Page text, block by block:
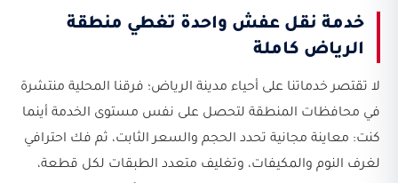
خدمة نقل عفش واحدة تغطي منطقة
الرياض كاملة
لا تقتصر خدماتنا على أحياء مدينة الرياض؛ فرقنا المحلية منتشرة
في محافظات المنطقة لتحصل على نفس مستوى الخدمة أينما
كنت: معاينة مجانية تحدد الحجم والسعر الثابت، ثم فك احترافي
لغرف النوم والمكيفات، وتغليف متعدد الطبقات لكل قطعة،